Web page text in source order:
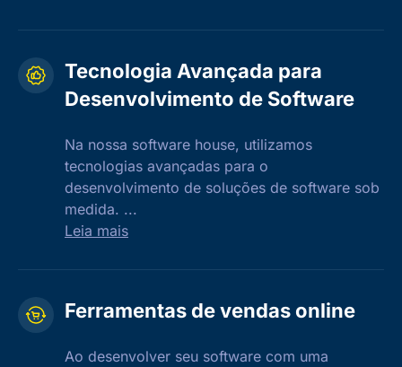
Tecnologia Avançada para
Desenvolvimento de Software
Na nossa software house, utilizamos
tecnologias avançadas para o
desenvolvimento de soluções de software sob
medida. ...
Leia mais
Ferramentas de vendas online
Ao desenvolver seu software com uma